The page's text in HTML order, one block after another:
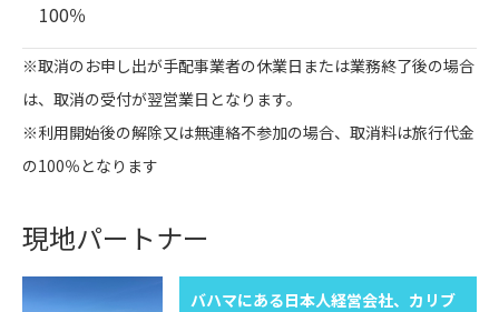
100％
※取消のお申し出が手配事業者の休業日または業務終了後の場合
は、取消の受付が翌営業日となります。
※利用開始後の解除又は無連絡不参加の場合、取消料は旅行代金
の100％となります
現地パートナー
バハマにある日本人経営会社、カリブ